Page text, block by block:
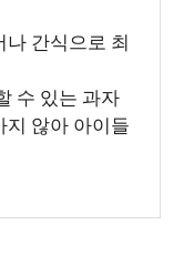
간식으로 최
수 있는 과자
지 않아 아이들